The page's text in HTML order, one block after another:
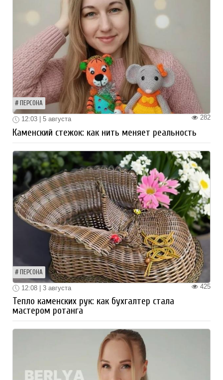
ПЕРСОНА
282
12:03 | 5 августа
Каменский стежок: как нить меняет реальность
ПЕРСОНА
425
12:08 | 3 августа
Тепло каменских рук: как бухгалтер стала
мастером ротанга